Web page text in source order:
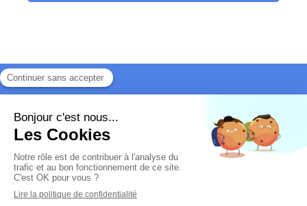
© Véronique Gengler - Médiation judiciairetous sujets et
Thérapie familiale et de couple